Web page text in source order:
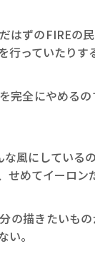
はずのFIREの
っていたりす
完全にやめる
風にしている
めてイーロン
の描きたいも
。